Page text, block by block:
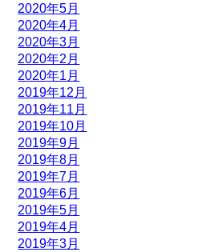
2020年5月
2020年4月
2020年3月
2020年2月
2020年1月
2019年12月
2019年11月
2019年10月
2019年9月
2019年8月
2019年7月
2019年6月
2019年5月
2019年4月
2019年3月